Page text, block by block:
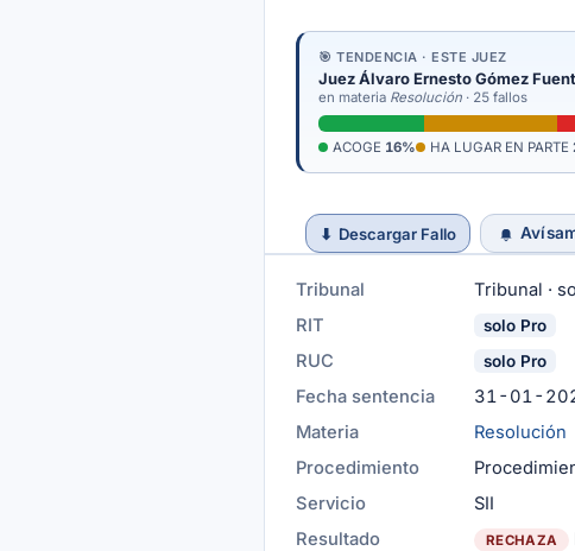
🎯 TENDENCIA · ESTE JUEZ
Juez Álvaro Ernesto Gómez
en materia Resolución · 25 fallos
ACOGE 16% HA LUGAR EN PARTE
⬇ Descargar Fallo
Tribunal
Tribunal ·
RIT
solo Pro
RUC solo Pro
Fecha sentencia
31-01-
Materia
Resolución
Procedimiento
Servicio
SII
Resultado
RECHAZA